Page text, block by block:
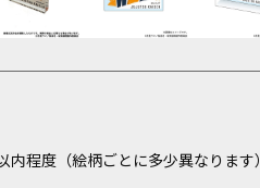
程度（絵柄ごとに多少異なります）